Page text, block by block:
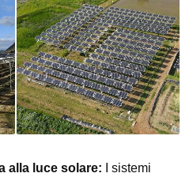
alla luce solare:
I sistemi